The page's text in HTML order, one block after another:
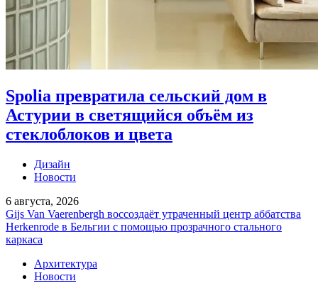
Spolia превратила сельский дом в
Астурии в светящийся объём из
стеклоблоков и цвета
Дизайн
Новости
6 августа, 2026
Gijs Van Vaerenbergh воссоздаёт утраченный центр аббатства
Herkenrode в Бельгии с помощью прозрачного стального
каркаса
Архитектура
Новости